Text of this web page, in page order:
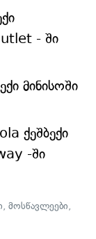
- ში
მინისოში
ქეშბექი
-ში
, მოსწავლეები,